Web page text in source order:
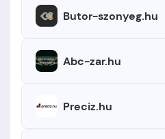
Butor-szonyeg.hu
Abc-zar.hu
Preciz.hu